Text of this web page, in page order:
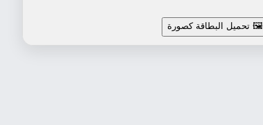
🖼️ تحميل البطاقة كصورة